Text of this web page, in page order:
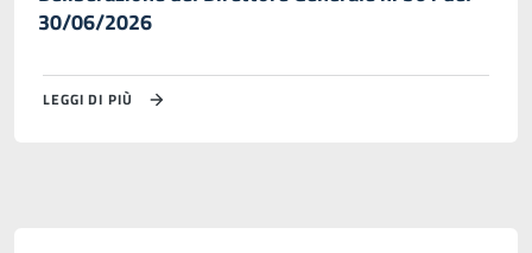
30/06/2026
LEGGI DI PIÙ